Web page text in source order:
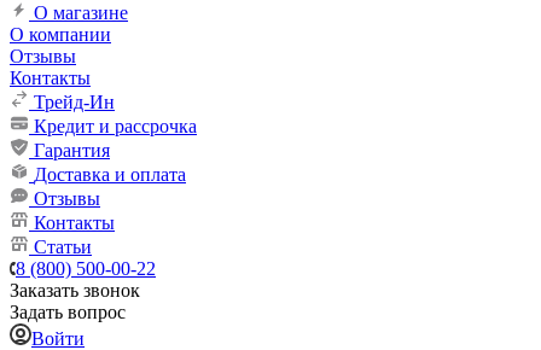
О магазине
О компании
Отзывы
Контакты
Трейд-Ин
Кредит и рассрочка
Гарантия
Доставка и оплата
Отзывы
Контакты
Статьи
8 (800) 500-00-22
Заказать звонок
Задать вопрос
Войти